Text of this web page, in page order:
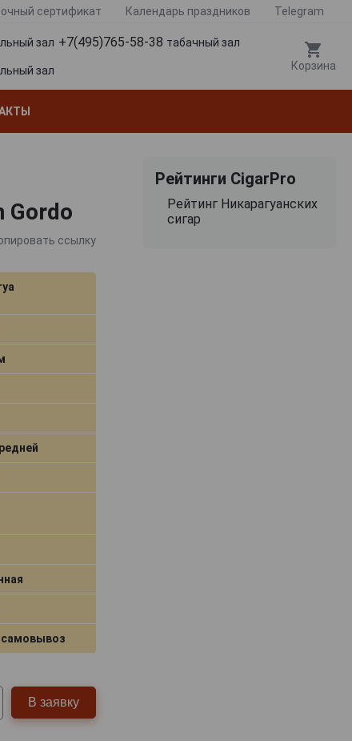
сертификат Календарь праздников Telegram
зал +7(495)765-58-38 табачный зал
зал Корзина
Gordo
ссылку
В заявку
Рейтинги CigarPro
Рейтинг Никарагуанских
сигар